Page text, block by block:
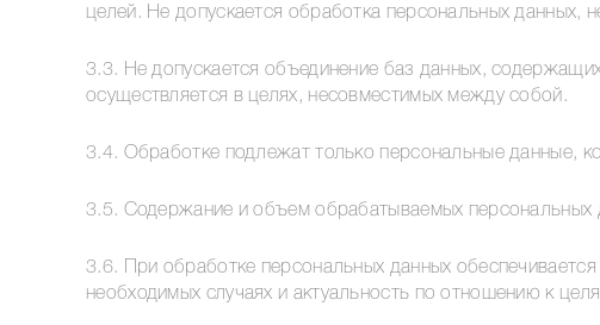
целей. Не допускается обработка персональных данных,
3.3. Не допускается объединение баз данных,
осуществляется в целях, несовместимых между собой.
3.4. Обработке подлежат только персональные данные,
3.5. Содержание и объем обрабатываемых персональных
3.6. При обработке персональных данных
необходимых случаях и актуальность по отношению к